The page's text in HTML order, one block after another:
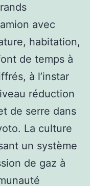
avec
habitation,
de temps à
à l’instar
réduction
de serre dans
La culture
un système
de gaz à